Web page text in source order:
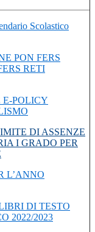
Scolastico
PON FERS
RETI
E-POLICY
DI ASSENZE
I GRADO PER
L’ANNO
DI TESTO
2022/2023